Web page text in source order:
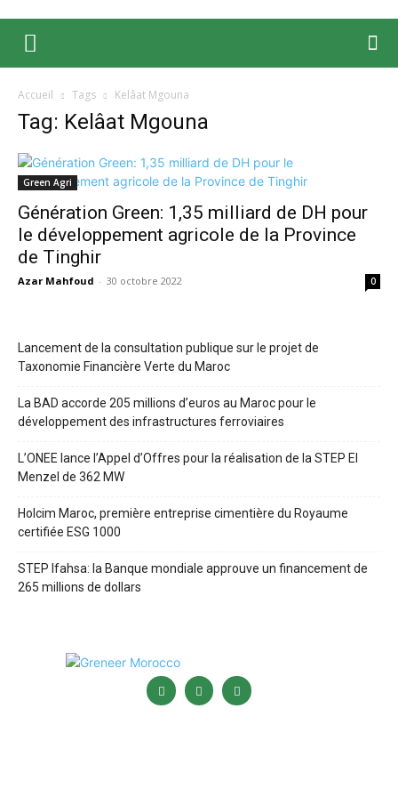
Accueil Tags Kelâat Mgouna
Tag: Kelâat Mgouna
Green Agri
Génération Green: 1,35 milliard de DH pour
le développement agricole de la Province
de Tinghir
Azar Mahfoud - 30 octobre 2022 0
Lancement de la consultation publique sur le projet de
Taxonomie Financière Verte du Maroc
La BAD accorde 205 millions d’euros au Maroc pour le
développement des infrastructures ferroviaires
L’ONEE lance l’Appel d’Offres pour la réalisation de la STEP El
Menzel de 362 MW
Holcim Maroc, première entreprise cimentière du Royaume
certifiée ESG 1000
STEP Ifahsa: la Banque mondiale approuve un financement de
265 millions de dollars